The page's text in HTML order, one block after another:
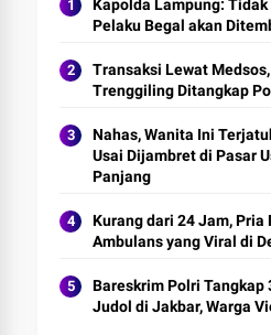
Kapolda Lampung:
Pelaku Begal akan
Transaksi Lewat
Trenggiling Ditangkap
Nahas, Wanita Ini
Usai Dijambret di Pasar
Panjang
Kurang dari 24 Jam, Pria
Ambulans yang Viral di
Bareskrim Polri Tangkap
Judol di Jakbar, Warga